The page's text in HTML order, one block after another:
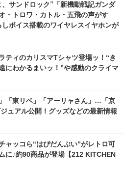
、サンドロック”「新機動戦記ガンダ
・トロワ・カトル・五飛の声がす
ボイス搭載のワイヤレスイヤホンが
ティのカリスマTシャツ登場ッ！“き
にわかるまいッ！”や感動のクライマ
「東リベ」「アーリャさん」…「京
ュアル公開！グッズなどの最新情報
ャッコら“はぴだんぶい”がレトロ可
に♪約90商品が登場【212 KITCHEN